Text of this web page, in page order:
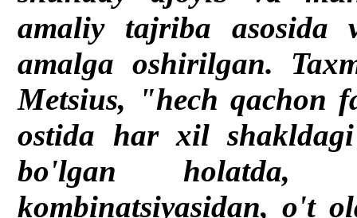
amaliy tajriba asosida
amalga oshirilgan.
Metsius, "hech qachon
ostida har xil
bo'lgan holatda,
kombinatsiyasidan, o't